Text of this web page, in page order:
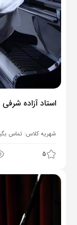
استاد آزاده
شهریه کلاس: تماس
5